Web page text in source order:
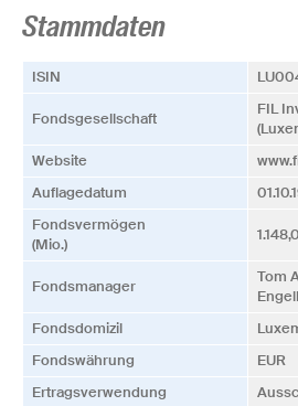
Stammdaten
ISIN
Fonds­­gesellschaft
FIL
Website
Auflagedatum
Fonds­vermögen
(Mio.)
Fonds­manager
Tom
Fonds­domizil
Fonds­währung
EUR
Ertrags­verwendung